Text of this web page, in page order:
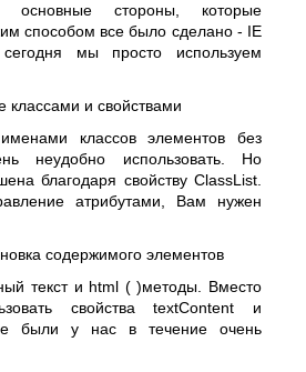
основные стороны, которые
способом все было сделано - IE
мы просто используем
классами и свойствами
классов элементов без
неудобно использовать. Но
благодаря свойству ClassList.
атрибутами, Вам нужен
содержимого элементов
текст и html ( )методы. Вместо
свойства textContent и
были у нас в течение очень